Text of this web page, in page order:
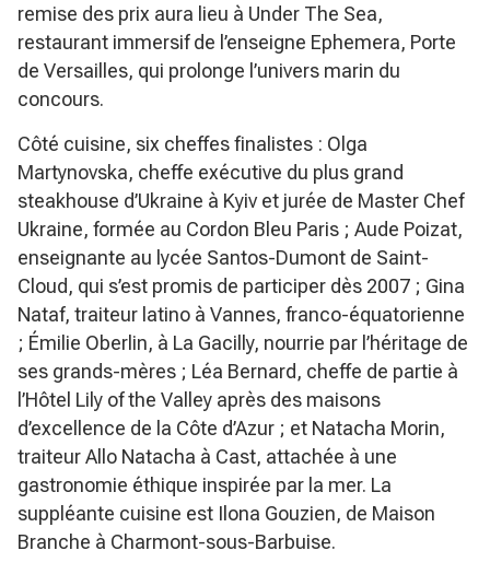
remise des prix aura lieu à Under The Sea,
restaurant immersif de l’enseigne Ephemera, Porte
de Versailles, qui prolonge l’univers marin du
concours.
Côté cuisine, six cheffes finalistes : Olga
Martynovska, cheffe exécutive du plus grand
steakhouse d’Ukraine à Kyiv et jurée de Master Chef
Ukraine, formée au Cordon Bleu Paris ; Aude Poizat,
enseignante au lycée Santos-Dumont de Saint-
Cloud, qui s’est promis de participer dès 2007 ; Gina
Nataf, traiteur latino à Vannes, franco-équatorienne
; Émilie Oberlin, à La Gacilly, nourrie par l’héritage de
ses grands-mères ; Léa Bernard, cheffe de partie à
l’Hôtel Lily of the Valley après des maisons
d’excellence de la Côte d’Azur ; et Natacha Morin,
traiteur Allo Natacha à Cast, attachée à une
gastronomie éthique inspirée par la mer. La
suppléante cuisine est Ilona Gouzien, de Maison
Branche à Charmont-sous-Barbuise.